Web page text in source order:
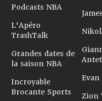
Podcasts NBA
L'Apéro
TrashTalk
Grandes dates de
la saison NBA
Incroyable
Brocante Sports
Zion